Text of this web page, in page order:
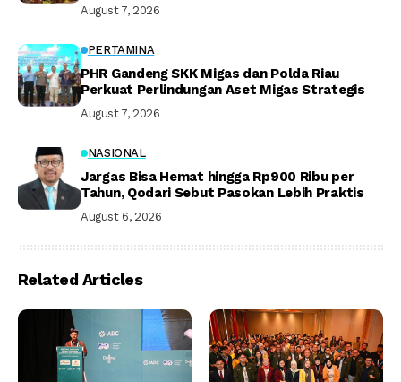
August 7, 2026
PERTAMINA
PHR Gandeng SKK Migas dan Polda Riau
Perkuat Perlindungan Aset Migas Strategis
August 7, 2026
NASIONAL
Jargas Bisa Hemat hingga Rp900 Ribu per
Tahun, Qodari Sebut Pasokan Lebih Praktis
August 6, 2026
Related Articles